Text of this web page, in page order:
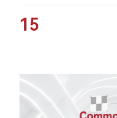
15